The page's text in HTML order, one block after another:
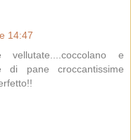
14:47
e
di pane croccantissime